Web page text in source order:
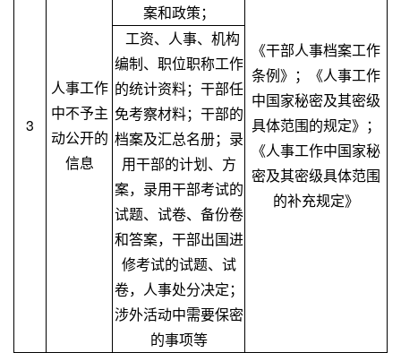
3
人事工作
中不予主
动公开的
信息
案和政策；
《干部人事档案工作
条例》；《人事工作
中国家秘密及其密级
具体范围的规定》；
《人事工作中国家秘
密及其密级具体范围
的补充规定》
工资、人事、机构
编制、职位职称工作
的统计资料；干部任
免考察材料；干部的
档案及汇总名册；录
用干部的计划、方
案，录用干部考试的
试题、试卷、备份卷
和答案，干部出国进
修考试的试题、试
卷，人事处分决定；
涉外活动中需要保密
的事项等